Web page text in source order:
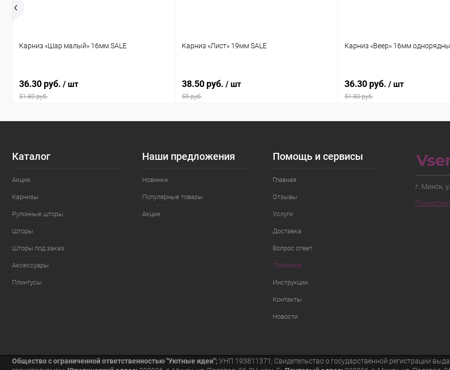
Карниз «Шар малый» 16мм SALE
36.30 руб. / шт
51.80 руб.
Карниз «Лист» 19мм SALE
38.50 руб. / шт
55 руб.
Карниз «Веер» 16мм
36.30 руб. / шт
51.80 руб.
Каталог
Акция
Карнизы
Рулонные шторы
Шторы
Шторы под заказ
Аксессуары
Плинтусы
Наши предложения
Новинки
Популярные товары
Акции
Помощь и сервисы
Главная
Отзывы
Услуги
Доставка
Вопрос ответ
Полезное
Инструкции
Контакты
Новости
г. Минск,
Общество с ограниченной ответственностью "Уютные идеи"; УНП 193811371; Свидетельство о государственной регистрации